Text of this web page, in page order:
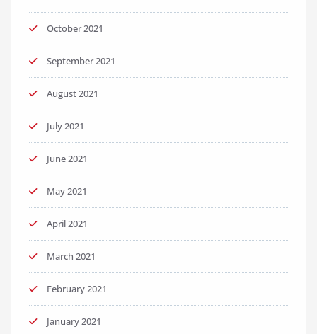
October 2021
September 2021
August 2021
July 2021
June 2021
May 2021
April 2021
March 2021
February 2021
January 2021